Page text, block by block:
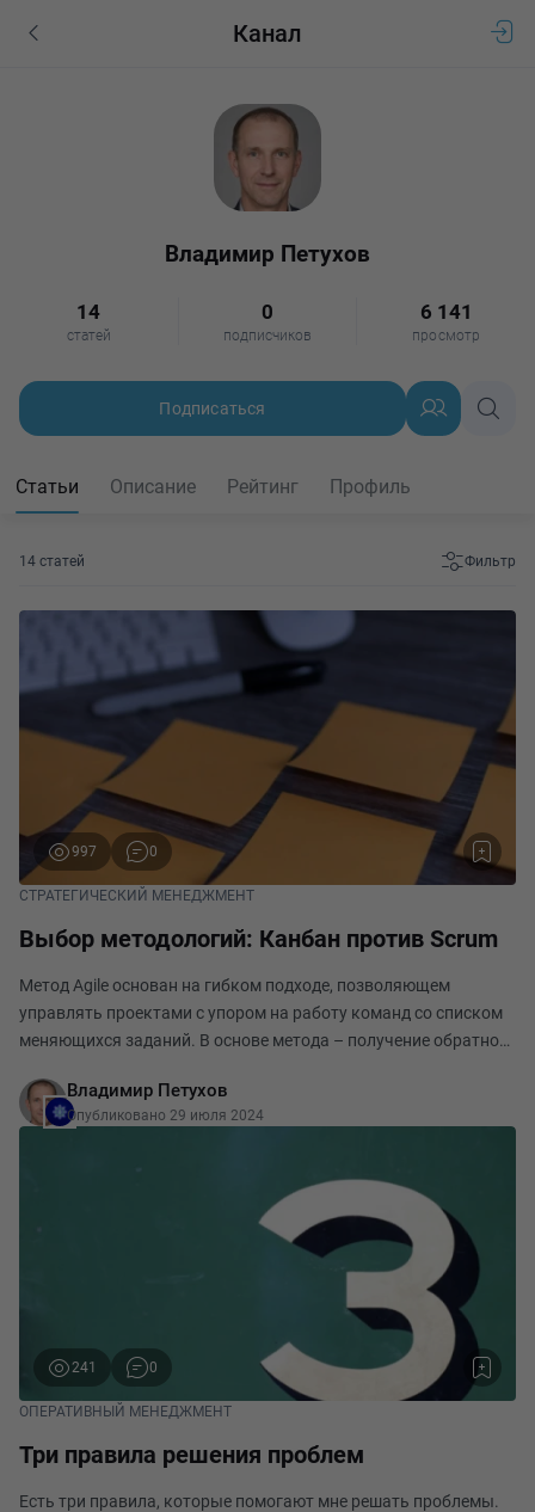
Канал
Владимир Петухов
14
статей
0
подписчиков
6 141
просмотр
Подписаться
Статьи Описание Рейтинг Профиль
14 статей Фильтр
997 0
СТРАТЕГИЧЕСКИЙ МЕНЕДЖМЕНТ
Выбор методологий: Канбан против Scrum
Метод Agile основан на гибком подходе, позволяющем
управлять проектами с упором на работу команд со списком
меняющихся заданий. В основе метода – получение обратной
адаптация к изменениям. Среди популярны
Владимир Петухов
Опубликовано 29 июля 2024
241 0
ОПЕРАТИВНЫЙ МЕНЕДЖМЕНТ
Три правила решения проблем
Есть три правила, которые помогают мне решать проблемы.